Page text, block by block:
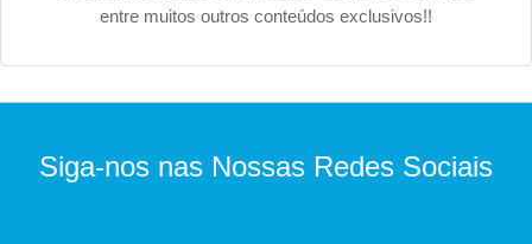
entre muitos outros conteúdos exclusivos!!
Siga-nos nas Nossas Redes Sociais